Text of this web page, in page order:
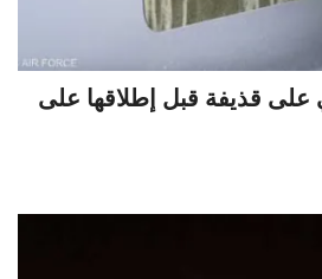
قذيفة قبل إطلاقها على